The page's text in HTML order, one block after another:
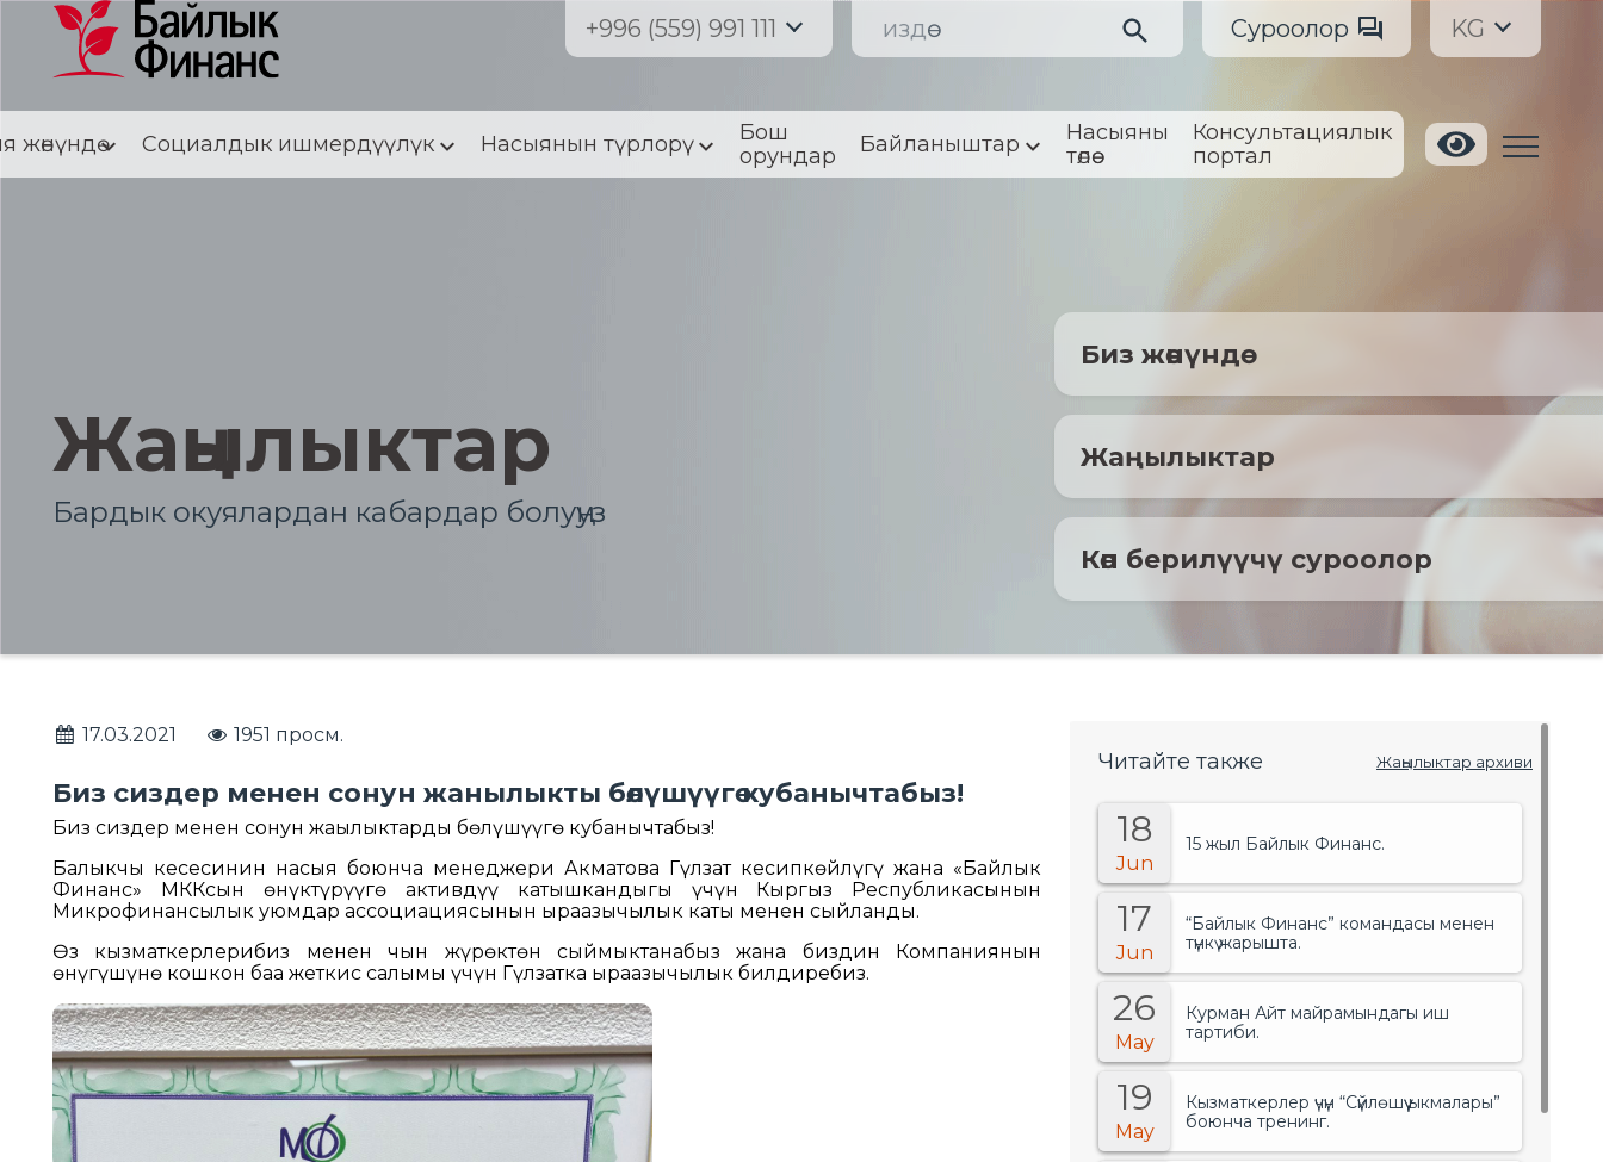
+996 (559) 991 111 Суроолор KG
жөнүндө Социалдык ишмердүүлүк Насыянын түрлорү
Бош
орундар
Байланыштар
Насыяны
төлөө
Консультациялык
портал
Жаңылыктар
Бардык окуялардан кабардар болуңуз
Биз жөнүндө
Жаңылыктар
Көп берилүүчү суроолор
17.03.2021 1951 просм.
Биз сиздер менен сонун жанылыкты бөлүшүүгө кубанычтабыз!
Биз сиздер менен сонун жаңылыктарды бөлүшүүгө кубанычтабыз!
Балыкчы кеңсесинин насыя боюнча менеджери Акматова Гүлзат кесипкөйлүгү жана «Байлык
Финанс» МККсын өнүктүрүүгө активдүү катышкандыгы үчүн Кыргыз Республикасынын
Микрофинансылык уюмдар ассоциациясынын ыраазычылык каты менен сыйланды.
Ѳз кызматкерлерибиз менен чын жүрөктөн сыймыктанабыз жана биздин Компаниянын
өнүгүшүнө кошкон баа жеткис салымы үчүн Гүлзатка ыраазычылык билдиребиз.
Читайте также Жаңылыктар архиви
18
Jun
15 жыл Байлык Финанс.
17
Jun
“Байлык Финанс” командасы менен
түнкү жарышта.
26
May
Курман Айт майрамындагы иш
тартиби.
19
May
Кызматкерлер үчүн “Сүйлөшүү ыкмалары”
боюнча тренинг.